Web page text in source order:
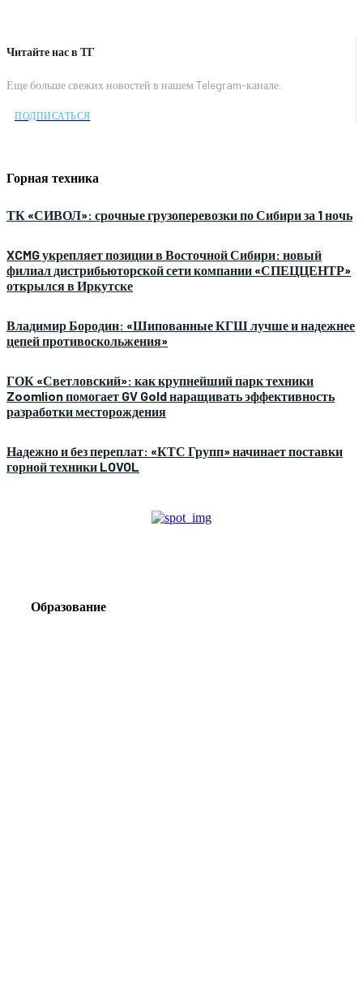
Читайте нас в ТГ
Еще больше свежих новостей в нашем Telegram-канале.
ПОДПИСАТЬСЯ
Горная техника
ТК «СИВОЛ»: срочные грузоперевозки по Сибири за 1 ночь
XCMG укрепляет позиции в Восточной Сибири: новый
филиал дистрибьюторской сети компании «СПЕЦЦЕНТР»
открылся в Иркутске
Владимир Бородин: «Шипованные КГШ лучше и надежнее
цепей противоскольжения»
ГОК «Светловский»: как крупнейший парк техники
Zoomlion помогает GV Gold наращивать эффективность
разработки месторождения
Надежно и без переплат: «КТС Групп» начинает поставки
горной техники LOVOL
Образование